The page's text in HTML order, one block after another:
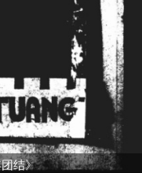
结》